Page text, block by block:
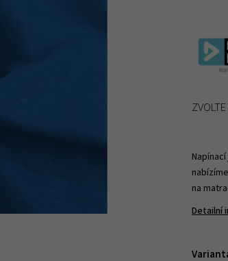
na
Detailní